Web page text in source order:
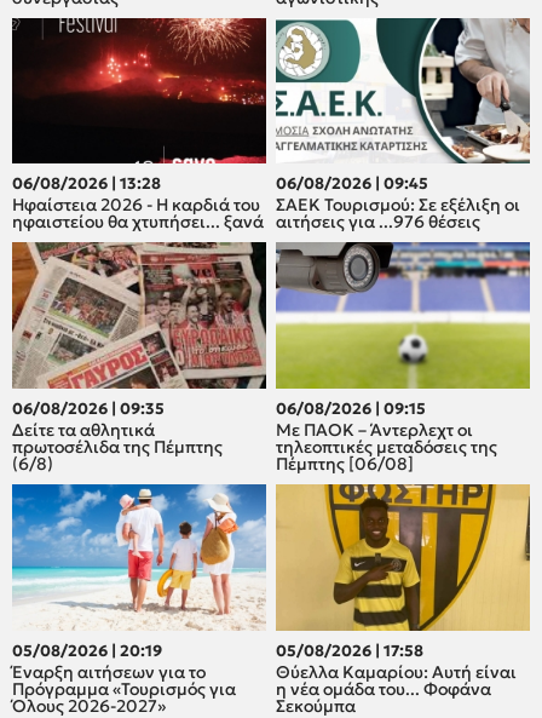
06/08/2026 | 13:28
Ηφαίστεια 2026 - Η καρδιά του
ηφαιστείου θα χτυπήσει... ξανά
06/08/2026 | 09:45
ΣΑΕΚ Τουρισμού: Σε εξέλιξη οι
αιτήσεις για ...976 θέσεις
06/08/2026 | 09:35
Δείτε τα αθλητικά
πρωτοσέλιδα της Πέμπτης
(6/8)
06/08/2026 | 09:15
Με ΠΑΟΚ – Άντερλεχτ οι
τηλεοπτικές μεταδόσεις της
Πέμπτης [06/08]
05/08/2026 | 20:19
Έναρξη αιτήσεων για το
Πρόγραμμα «Τουρισμός για
Όλους 2026-2027»
05/08/2026 | 17:58
Θύελλα Καμαρίου: Αυτή είναι
η νέα ομάδα του... Φοφάνα
Σεκούμπα